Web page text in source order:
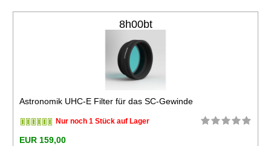
8h00bt
Astronomik UHC-E Filter für das SC-Gewinde
Nur noch 1 Stück auf Lager
EUR 159,00